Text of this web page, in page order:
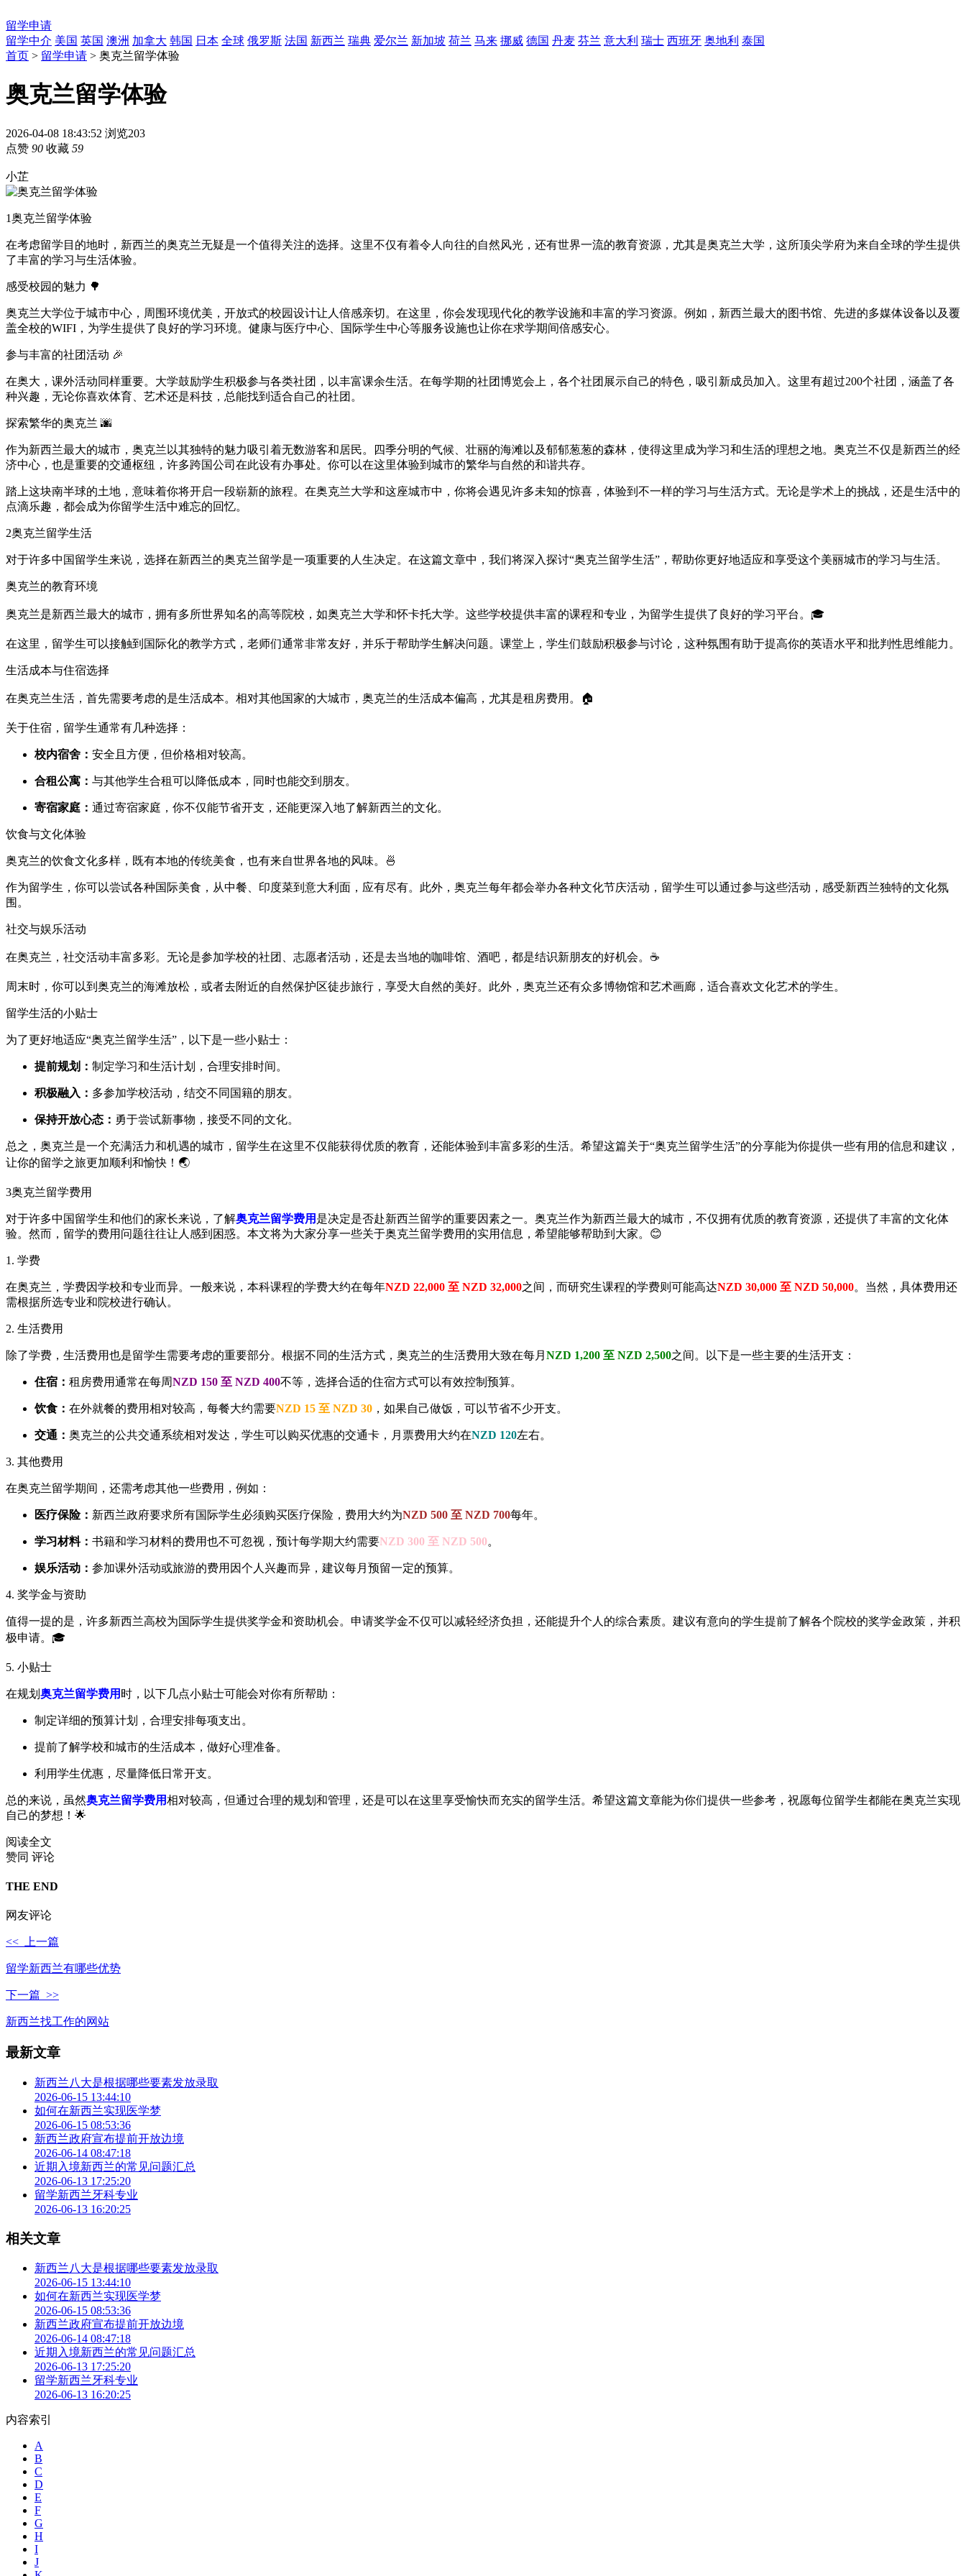
留学申请
留学中介 美国 英国 澳洲 加拿大 韩国 日本 全球 俄罗斯 法国 新西兰 瑞典 爱尔兰 新加坡 荷兰 马来 挪威 德国 丹麦 芬兰 意大利 瑞士 西班牙 奥地利 泰国
首页 > 留学申请 > 奥克兰留学体验
奥克兰留学体验
2026-04-08 18:43:52 浏览203
点赞 90 收藏 59
小芷
1奥克兰留学体验
在考虑留学目的地时，新西兰的奥克兰无疑是一个值得关注的选择。这里不仅有着令人向往的自然风光，还有世界一流的教育资源，尤其是奥克兰大学，这所顶尖学府为来自全球的学生提供
了丰富的学习与生活体验。
感受校园的魅力 🌳
奥克兰大学位于城市中心，周围环境优美，开放式的校园设计让人倍感亲切。在这里，你会发现现代化的教学设施和丰富的学习资源。例如，新西兰最大的图书馆、先进的多媒体设备以及覆
盖全校的WIFI，为学生提供了良好的学习环境。健康与医疗中心、国际学生中心等服务设施也让你在求学期间倍感安心。
参与丰富的社团活动 🎉
在奥大，课外活动同样重要。大学鼓励学生积极参与各类社团，以丰富课余生活。在每学期的社团博览会上，各个社团展示自己的特色，吸引新成员加入。这里有超过200个社团，涵盖了各
种兴趣，无论你喜欢体育、艺术还是科技，总能找到适合自己的社团。
探索繁华的奥克兰 🌆
作为新西兰最大的城市，奥克兰以其独特的魅力吸引着无数游客和居民。四季分明的气候、壮丽的海滩以及郁郁葱葱的森林，使得这里成为学习和生活的理想之地。奥克兰不仅是新西兰的经
济中心，也是重要的交通枢纽，许多跨国公司在此设有办事处。你可以在这里体验到城市的繁华与自然的和谐共存。
踏上这块南半球的土地，意味着你将开启一段崭新的旅程。在奥克兰大学和这座城市中，你将会遇见许多未知的惊喜，体验到不一样的学习与生活方式。无论是学术上的挑战，还是生活中的
点滴乐趣，都会成为你留学生活中难忘的回忆。
2奥克兰留学生活
对于许多中国留学生来说，选择在新西兰的奥克兰留学是一项重要的人生决定。在这篇文章中，我们将深入探讨“奥克兰留学生活”，帮助你更好地适应和享受这个美丽城市的学习与生活。
奥克兰的教育环境
奥克兰是新西兰最大的城市，拥有多所世界知名的高等院校，如奥克兰大学和怀卡托大学。这些学校提供丰富的课程和专业，为留学生提供了良好的学习平台。🎓
在这里，留学生可以接触到国际化的教学方式，老师们通常非常友好，并乐于帮助学生解决问题。课堂上，学生们鼓励积极参与讨论，这种氛围有助于提高你的英语水平和批判性思维能力。
生活成本与住宿选择
在奥克兰生活，首先需要考虑的是生活成本。相对其他国家的大城市，奥克兰的生活成本偏高，尤其是租房费用。🏠
关于住宿，留学生通常有几种选择：
校内宿舍： 安全且方便，但价格相对较高。
合租公寓： 与其他学生合租可以降低成本，同时也能交到朋友。
寄宿家庭： 通过寄宿家庭，你不仅能节省开支，还能更深入地了解新西兰的文化。
饮食与文化体验
奥克兰的饮食文化多样，既有本地的传统美食，也有来自世界各地的风味。🍜
作为留学生，你可以尝试各种国际美食，从中餐、印度菜到意大利面，应有尽有。此外，奥克兰每年都会举办各种文化节庆活动，留学生可以通过参与这些活动，感受新西兰独特的文化氛
围。
社交与娱乐活动
在奥克兰，社交活动丰富多彩。无论是参加学校的社团、志愿者活动，还是去当地的咖啡馆、酒吧，都是结识新朋友的好机会。☕️
周末时，你可以到奥克兰的海滩放松，或者去附近的自然保护区徒步旅行，享受大自然的美好。此外，奥克兰还有众多博物馆和艺术画廊，适合喜欢文化艺术的学生。
留学生活的小贴士
为了更好地适应“奥克兰留学生活”，以下是一些小贴士：
提前规划： 制定学习和生活计划，合理安排时间。
积极融入： 多参加学校活动，结交不同国籍的朋友。
保持开放心态： 勇于尝试新事物，接受不同的文化。
总之，奥克兰是一个充满活力和机遇的城市，留学生在这里不仅能获得优质的教育，还能体验到丰富多彩的生活。希望这篇关于“奥克兰留学生活”的分享能为你提供一些有用的信息和建议，
让你的留学之旅更加顺利和愉快！🌏
3奥克兰留学费用
对于许多中国留学生和他们的家长来说，了解奥克兰留学费用 是决定是否赴新西兰留学的重要因素之一。奥克兰作为新西兰最大的城市，不仅拥有优质的教育资源，还提供了丰富的文化体
验。然而，留学的费用问题往往让人感到困惑。本文将为大家分享一些关于奥克兰留学费用的实用信息，希望能够帮助到大家。😊
1. 学费
在奥克兰，学费因学校和专业而异。一般来说，本科课程的学费大约在每年NZD 22,000 至 NZD 32,000之间，而研究生课程的学费则可能高达NZD 30,000 至 NZD 50,000。当然，具体费用还
需根据所选专业和院校进行确认。
2. 生活费用
除了学费，生活费用也是留学生需要考虑的重要部分。根据不同的生活方式，奥克兰的生活费用大致在每月 NZD 1,200 至 NZD 2,500之间。以下是一些主要的生活开支：
住宿： 租房费用通常在每周NZD 150 至 NZD 400不等，选择合适的住宿方式可以有效控制预算。
饮食： 在外就餐的费用相对较高，每餐大约需要NZD 15 至 NZD 30 ，如果自己做饭，可以节省不少开支。
交通： 奥克兰的公共交通系统相对发达，学生可以购买优惠的交通卡，月票费用大约在NZD 120左右。
3. 其他费用
在奥克兰留学期间，还需考虑其他一些费用，例如：
医疗保险： 新西兰政府要求所有国际学生必须购买医疗保险，费用大约为NZD 500 至 NZD 700每年。
学习材料： 书籍和学习材料的费用也不可忽视，预计每学期大约需要NZD 300 至 NZD 500。
娱乐活动： 参加课外活动或旅游的费用因个人兴趣而异，建议每月预留一定的预算。
4. 奖学金与资助
值得一提的是，许多新西兰高校为国际学生提供奖学金和资助机会。申请奖学金不仅可以减轻经济负担，还能提升个人的综合素质。建议有意向的学生提前了解各个院校的奖学金政策，并积
极申请。🎓
5. 小贴士
在规划 奥克兰留学费用 时，以下几点小贴士可能会对你有所帮助：
制定详细的预算计划，合理安排每项支出。
提前了解学校和城市的生活成本，做好心理准备。
利用学生优惠，尽量降低日常开支。
总的来说，虽然奥克兰留学费用相对较高，但通过合理的规划和管理，还是可以在这里享受愉快而充实的留学生活。希望这篇文章能为你们提供一些参考，祝愿每位留学生都能在奥克兰实现
自己的梦想！🌟
阅读全文
赞同 评论
THE END
网友评论
<< 上一篇
留学新西兰有哪些优势
下一篇 >>
新西兰找工作的网站
最新文章
新西兰八大是根据哪些要素发放录取
2026-06-15 13:44:10
如何在新西兰实现医学梦
2026-06-15 08:53:36
新西兰政府宣布提前开放边境
2026-06-14 08:47:18
近期入境新西兰的常见问题汇总
2026-06-13 17:25:20
留学新西兰牙科专业
2026-06-13 16:20:25
相关文章
新西兰八大是根据哪些要素发放录取
2026-06-15 13:44:10
如何在新西兰实现医学梦
2026-06-15 08:53:36
新西兰政府宣布提前开放边境
2026-06-14 08:47:18
近期入境新西兰的常见问题汇总
2026-06-13 17:25:20
留学新西兰牙科专业
2026-06-13 16:20:25
内容索引
A
B
C
D
E
F
G
H
I
J